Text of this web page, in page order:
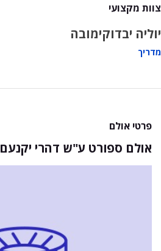
צוות מקצועי
יוליה יבדוקימובה
מדריך
פרטי אולם
אולם ספורט ע"ש דהרי יקנעם